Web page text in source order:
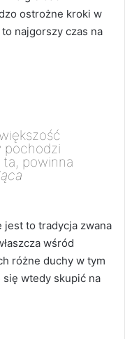
ostrożne kroki w
najgorszy czas na
pochodzi
ta, powinna
jest to tradycja zwana
wśród
różne duchy w tym
wtedy skupić na